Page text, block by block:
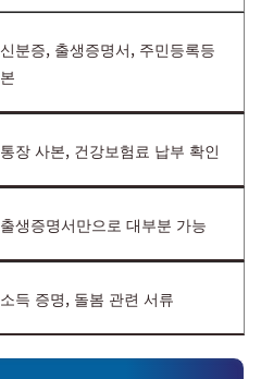
신분증, 출생증명서, 주민등록등
본
통장 사본, 건강보험료 납부 확인
출생증명서만으로 대부분 가능
소득 증명, 돌봄 관련 서류